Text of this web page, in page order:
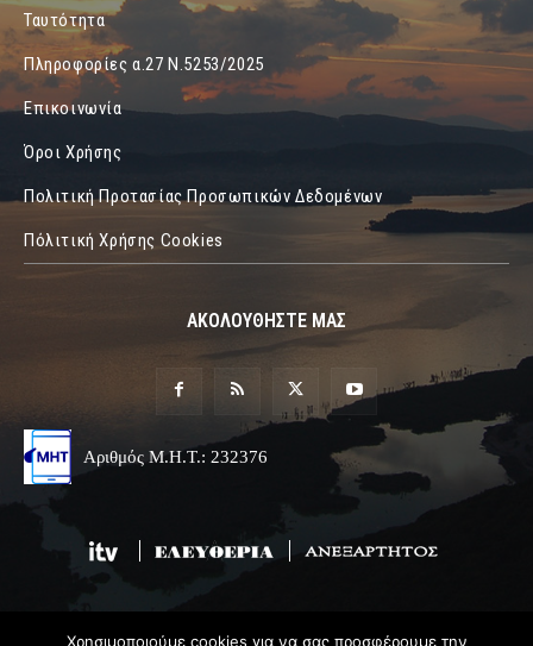
Ταυτότητα
Πληροφορίες α.27 Ν.5253/2025
Επικοινωνία
Όροι Χρήσης
Πολιτική Προτασίας Προσωπικών Δεδομένων
Πόλιτική Χρήσης Cookies
ΑΚΟΛΟΥΘΗΣΤΕ ΜΑΣ
Αριθμός Μ.Η.Τ.: 232376
Χρησιμοποιούμε cookies για να σας προσφέρουμε την